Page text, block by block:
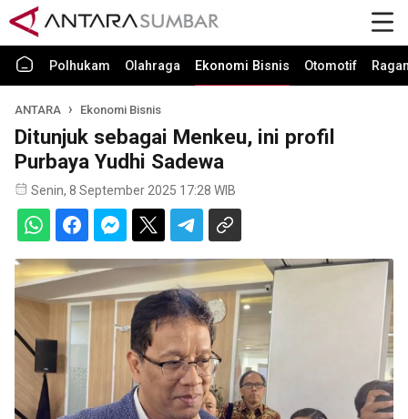
Polhukam Olahraga Ekonomi Bisnis Otomotif
ANTARA Ekonomi Bisnis
Ditunjuk sebagai Menkeu, ini profil
Purbaya Yudhi Sadewa
Senin, 8 September 2025 17:28 WIB